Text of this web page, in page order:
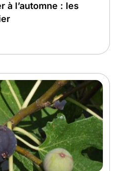
à l’automne : les